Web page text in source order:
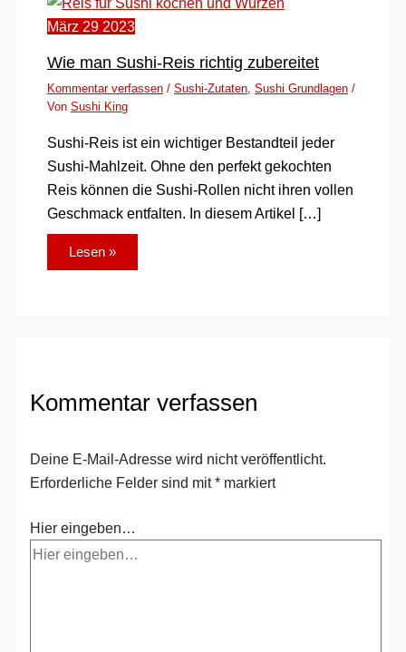
März 29 2023
Wie man Sushi-Reis richtig zubereitet
Kommentar verfassen / Sushi-Zutaten, Sushi Grundlagen/
Von Sushi King
Sushi-Reis ist ein wichtiger Bestandteil jeder
Sushi-Mahlzeit. Ohne den perfekt gekochten
Reis können die Sushi-Rollen nicht ihren vollen
Geschmack entfalten. In diesem Artikel […]
Lesen »
Kommentar verfassen
Deine E-Mail-Adresse wird nicht veröffentlicht.
Erforderliche Felder sind mit* markiert
Hier eingeben…